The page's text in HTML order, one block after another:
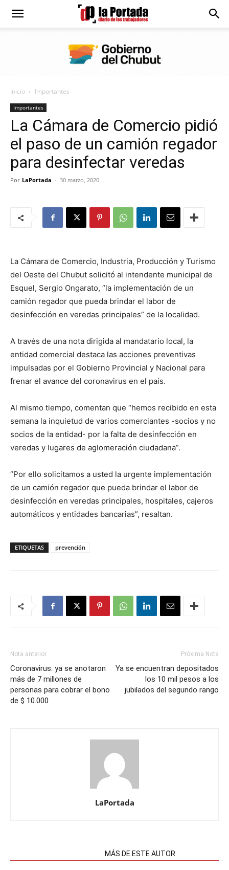
Diario
Portada
Inicio Importantes
Importantes
La Cámara de Comercio pidió
el paso de un camión regador
para desinfectar veredas
Por LaPortada - 30 marzo, 2020
La Cámara de Comercio, Industria, Producción y Turismo
del Oeste del Chubut solicitó al intendente municipal de
Esquel, Sergio Ongarato, “la implementación de un
camión regador que pueda brindar el labor de
desinfección en veredas principales” de la localidad.
A través de una nota dirigida al mandatario local, la
entidad comercial destaca las acciones preventivas
impulsadas por el Gobierno Provincial y Nacional para
frenar el avance del coronavirus en el país.
Al mismo tiempo, comentan que “hemos recibido en esta
semana la inquietud de varios comerciantes -socios y no
socios de la entidad- por la falta de desinfección en
veredas y lugares de aglomeración ciudadana”.
“Por ello solicitamos a usted la urgente implementación
de un camión regador que pueda brindar el labor de
desinfección en veredas principales, hospitales, cajeros
automáticos y entidades bancarias”, resaltan.
ETIQUETAS prevención
Nota anterior
Coronavirus: ya se anotaron
más de 7 millones de
personas para cobrar el bono
de $ 10.000
Próxima Nota
Ya se encuentran depositados
los 10 mil pesos a los
jubilados del segundo rango
LaPortada
MÁS DE ESTE AUTOR